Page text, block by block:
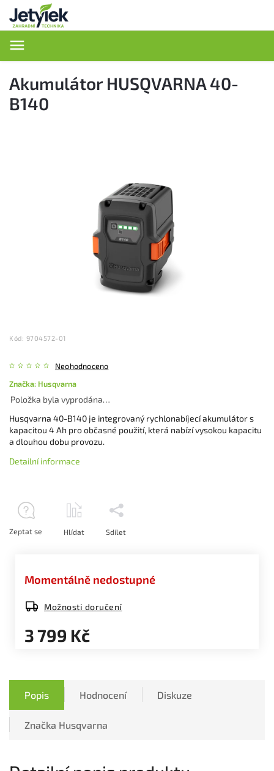
Akumulátor HUSQVARNA 40-
B140
Kód: 9704572-01
Neohodnoceno
Značka: Husqvarna
3 799 Kč
Momentálně nedostupné
Možnosti doručení
Položka byla vyprodána…
Husqvarna 40-B140 je integrovaný rychlonabíjecí akumulátor s
kapacitou 4 Ah pro občasné použití, která nabízí vysokou kapacitu
a dlouhou dobu provozu.
Detailní informace
Zeptat se Hlídat Sdílet
Popis Hodnocení Diskuze
Značka Husqvarna